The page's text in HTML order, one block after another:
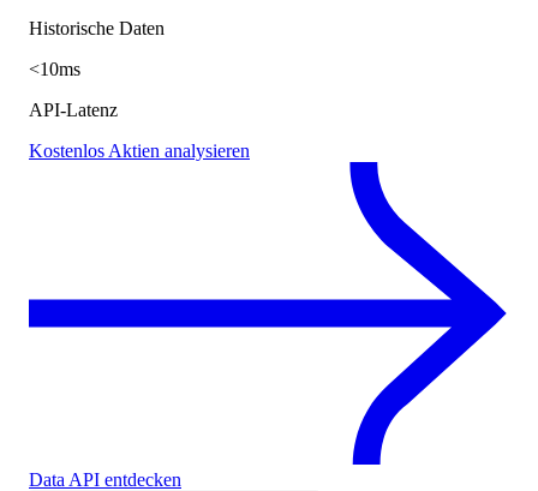
Historische Daten
<10ms
API-Latenz
Kostenlos Aktien analysieren
Data API entdecken